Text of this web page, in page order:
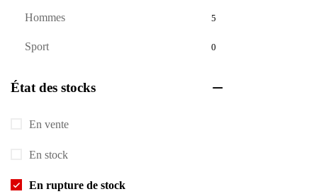
Hommes 5
Sport 0
État des stocks
En vente
En stock
En rupture de stock